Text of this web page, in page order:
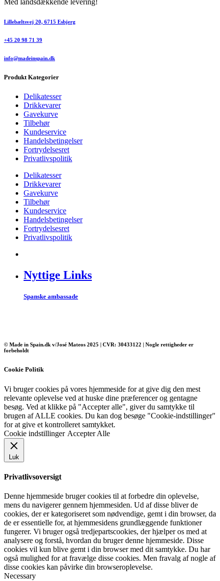
Med landsdækkende levering!
Lillebæltsvej 20, 6715 Esbjerg
+45 20 98 71 39
info@madeinspain.dk
Produkt Kategorier
Delikatesser
Drikkevarer
Gavekurve
Tilbehør
Kundeservice
Handelsbetingelser
Fortrydelsesret
Privatlivspolitik
Delikatesser
Drikkevarer
Gavekurve
Tilbehør
Kundeservice
Handelsbetingelser
Fortrydelsesret
Privatlivspolitik
Nyttige Links
Spanske ambassade
© Made in Spain.dk v/José Mateos 2025 | CVR: 30433122 | Nogle rettigheder er
forbeholdt
Cookie Politik
Vi bruger cookies på vores hjemmeside for at give dig den mest
relevante oplevelse ved at huske dine præferencer og gentagne
besøg. Ved at klikke på "Accepter alle", giver du samtykke til
brugen af ​​ALLE cookies. Du kan dog besøge "Cookie-indstillinger"
for at give et kontrolleret samtykket.
Cookie indstillinger Accepter Alle
Luk
Privatlivsoversigt
Denne hjemmeside bruger cookies til at forbedre din oplevelse,
mens du navigerer gennem hjemmesiden. Ud af disse bliver de
cookies, der er kategoriseret som nødvendige, gemt i din browser, da
de er essentielle for, at hjemmesidens grundlæggende funktioner
fungerer. Vi bruger også tredjepartscookies, der hjælper os med at
analysere og forstå, hvordan du bruger denne hjemmeside. Disse
cookies vil kun blive gemt i din browser med dit samtykke. Du har
også mulighed for at fravælge disse cookies. Men fravalg af nogle af
disse cookies kan påvirke din browseroplevelse.
Necessary